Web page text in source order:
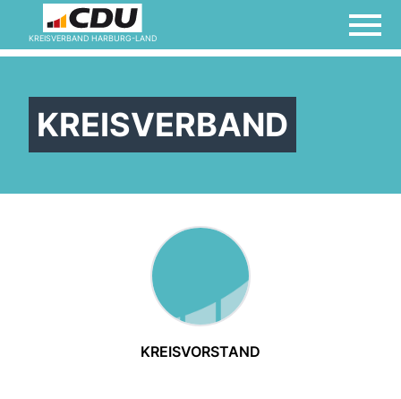
KREISVERBAND HARBURG-LAND
KREISVERBAND
KREISVORSTAND